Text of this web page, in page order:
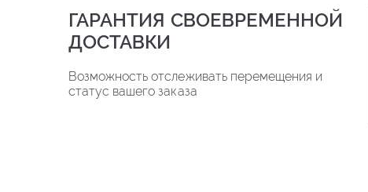
ГАРАНТИЯ СВОЕВРЕМЕННОЙ
ДОСТАВКИ
Возможность отслеживать перемещения и
статус вашего заказа